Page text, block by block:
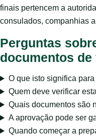
finais pertencem a
consulados, companhias
Perguntas
documentos de
O que isto significa
Quem deve verificar
Quais documentos são
A aprovação pode ser
Quando começar a